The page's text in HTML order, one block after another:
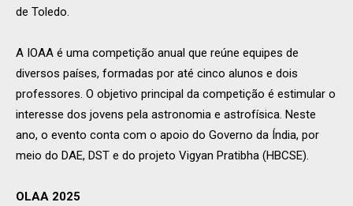
de Toledo.
A IOAA é uma competição anual que reúne equipes de
diversos países, formadas por até cinco alunos e dois
professores. O objetivo principal da competição é estimular o
interesse dos jovens pela astronomia e astrofísica. Neste
ano, o evento conta com o apoio do Governo da Índia, por
meio do DAE, DST e do projeto Vigyan Pratibha (HBCSE).
OLAA 2025